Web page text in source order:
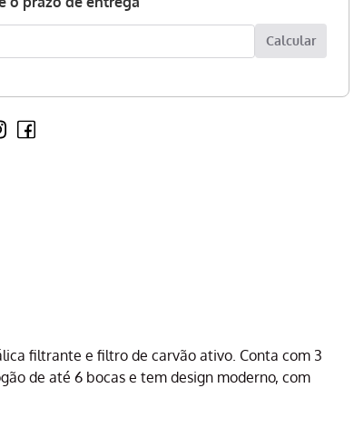
filtrante e filtro de carvão ativo. Conta com 3
de até 6 bocas e tem design moderno, com